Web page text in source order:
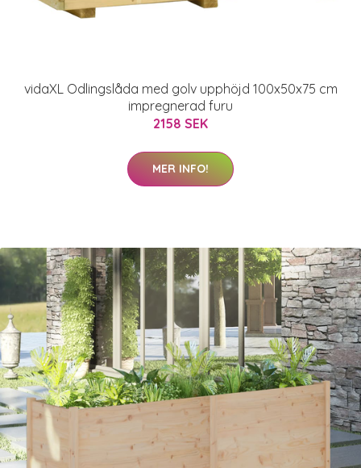
vidaXL Odlingslåda med golv upphöjd 100x50x75 cm
impregnerad furu
2158 SEK
MER INFO!